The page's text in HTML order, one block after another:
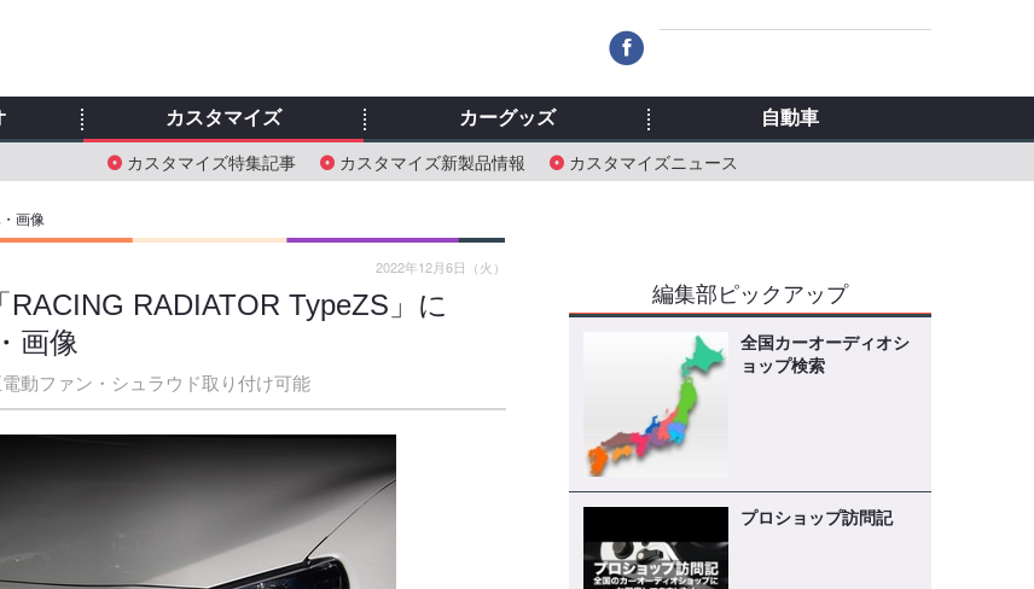
カスタマイズ
カスタマイズ特集記事 カスタマイズ新製品情報 カスタマイズニュース
カーグッズ 自動車
画像
RADIATOR TypeZS」に
画像
動ファン・シュラウド取り付け可能
2022年12月6日（火）
編集部ピックアップ
全国カーオーディオシ
ョップ検索
プロショップ訪問記